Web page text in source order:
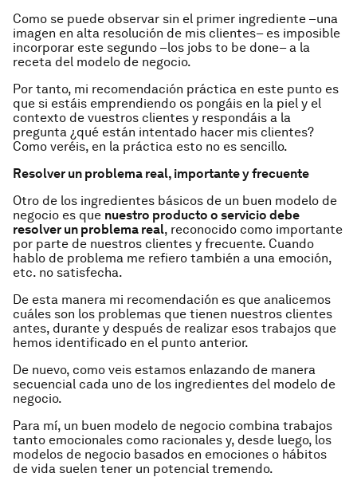
Como se puede observar sin el primer ingrediente –una
imagen en alta resolución de mis clientes– es imposible
incorporar este segundo –los jobs to be done– a la
receta del modelo de negocio.
Por tanto, mi recomendación práctica en este punto es
que si estáis emprendiendo os pongáis en la piel y el
contexto de vuestros clientes y respondáis a la
pregunta ¿qué están intentado hacer mis clientes?
Como veréis, en la práctica esto no es sencillo.
Resolver un problema real, importante y frecuente
Otro de los ingredientes básicos de un buen modelo de
negocio es que nuestro producto o servicio debe
resolver un problema real, reconocido como importante
por parte de nuestros clientes y frecuente. Cuando
hablo de problema me refiero también a una emoción,
etc. no satisfecha.
De esta manera mi recomendación es que analicemos
cuáles son los problemas que tienen nuestros clientes
antes, durante y después de realizar esos trabajos que
hemos identificado en el punto anterior.
De nuevo, como veis estamos enlazando de manera
secuencial cada uno de los ingredientes del modelo de
negocio.
Para mí, un buen modelo de negocio combina trabajos
tanto emocionales como racionales y, desde luego, los
modelos de negocio basados en emociones o hábitos
de vida suelen tener un potencial tremendo.